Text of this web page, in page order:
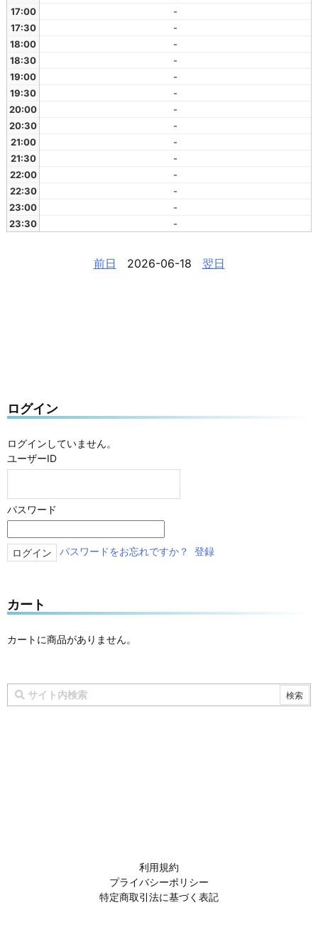
17:00
-
17:30
-
18:00
-
18:30
-
19:00
-
19:30
-
20:00
-
20:30
-
21:00
-
21:30
-
22:00
-
22:30
-
23:00
-
23:30
-
前日 2026-06-18 翌日
ログイン
ログインしていません。
ユーザーID
パスワード
パスワードをお忘れですか？ 登録
カート
カートに商品がありません。
利用規約
プライバシーポリシー
特定商取引法に基づく表記